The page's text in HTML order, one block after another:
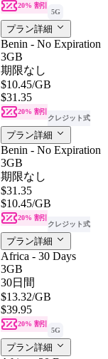
20% 割引
5G
プラン詳細
Benin - No Expiration
3GB
期限なし
$10.45/GB
$31.35
20% 割引
クレジット式
プラン詳細
Benin - No Expiration
3GB
期限なし
$31.35
$10.45/GB
20% 割引
クレジット式
プラン詳細
Africa - 30 Days
3GB
30日間
$13.32/GB
$39.95
20% 割引
5G
プラン詳細